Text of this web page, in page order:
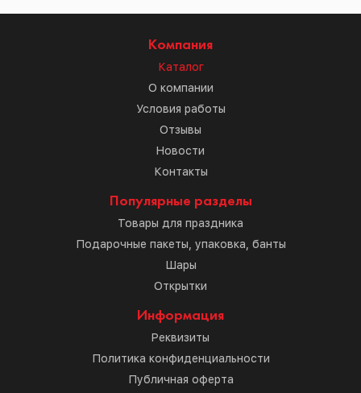
Компания
Каталог
О компании
Условия работы
Отзывы
Новости
Контакты
Популярные разделы
Товары для праздника
Подарочные пакеты, упаковка, банты
Шары
Открытки
Информация
Реквизиты
Политика конфиденциальности
Публичная оферта